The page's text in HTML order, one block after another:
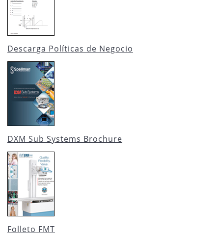
Descarga Políticas de Negocio
DXM Sub Systems Brochure
Folleto FMT